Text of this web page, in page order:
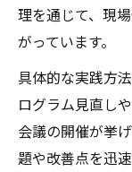
理を通じて、現
がっています。
具体的な実践方
ログラム見直し
会議の開催が挙
題や改善点を迅